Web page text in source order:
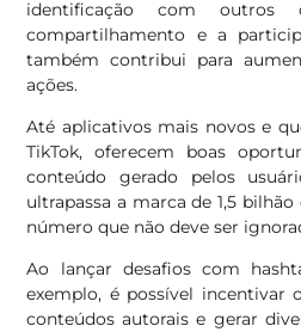
identificação com outros
compartilhamento e a
também contribui para
ações.
Até aplicativos mais novos e
TikTok, oferecem boas
conteúdo gerado pelos
ultrapassa a marca de 1,5
número que não deve ser
Ao lançar desafios com
exemplo, é possível incentivar
conteúdos autorais e gerar